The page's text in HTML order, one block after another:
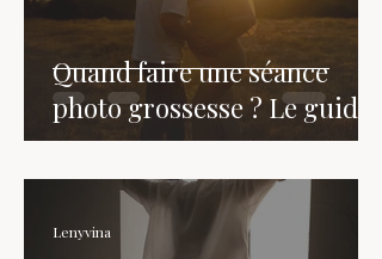
Quand faire une séance
photo grossesse ? Le guide
Lenyvina